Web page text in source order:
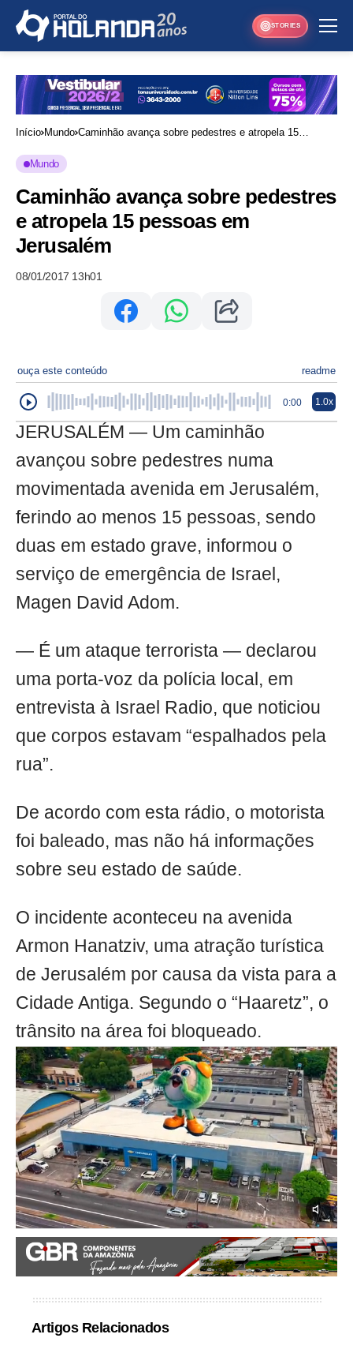
STORIES
Início Mundo Caminhão avança sobre pedestres e atropela 15
Mundo
Caminhão avança sobre pedestres
e atropela 15 pessoas em
Jerusalém
08/01/2017 13h01
ouça este conteúdo readme
0:00 1.0x
JERUSALÉM — Um caminhão
avançou sobre pedestres numa
movimentada avenida em Jerusalém,
ferindo ao menos 15 pessoas, sendo
duas em estado grave, informou o
serviço de emergência de Israel,
Magen David Adom.
— É um ataque terrorista — declarou
uma porta-voz da polícia local, em
entrevista à Israel Radio, que noticiou
que corpos estavam “espalhados pela
rua”.
De acordo com esta rádio, o motorista
foi baleado, mas não há informações
sobre seu estado de saúde.
O incidente aconteceu na avenida
Armon Hanatziv, uma atração turística
de Jerusalém por causa da vista para a
Cidade Antiga. Segundo o “Haaretz”, o
trânsito na área foi bloqueado.
Artigos Relacionados